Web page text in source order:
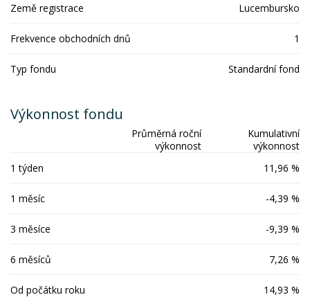
Země registrace Lucembursko
Frekvence obchodních dnů 1
Typ fondu Standardní fond
Výkonnost fondu
Průměrná roční
výkonnost
Kumulativní
výkonnost
1 týden
11,96 %
1 měsíc -4,39 %
3 měsíce -9,39 %
6 měsíců 7,26 %
Od počátku roku 14,93 %